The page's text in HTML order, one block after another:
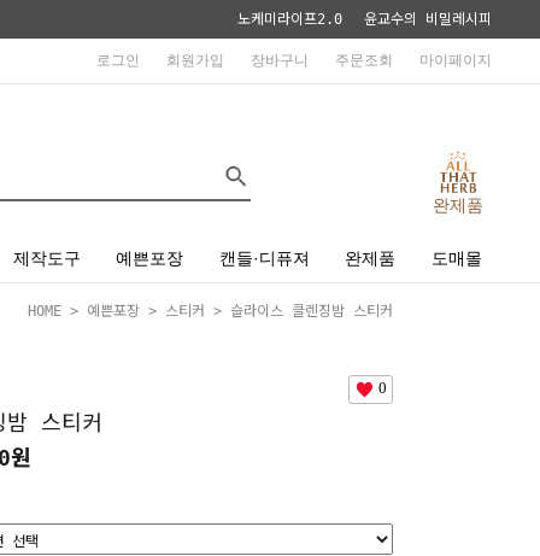
노케미라이프2.0 윤교수의 비밀레시피
로그인 회원가입 장바구니 주문조회 마이페이지
완제품
제작도구 예쁜포장 캔들·디퓨져 완제품 도매몰
HOME > 예쁜포장 > 스티커 > 슬라이스 클렌징밤 스티커
0
밤 스티커
원